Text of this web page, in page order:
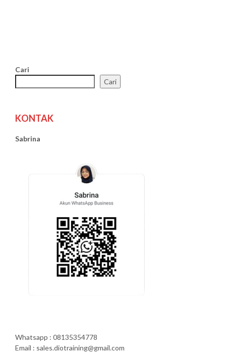
Cari
Cari
KONTAK
Sabrina
Whatsapp : 08135354778
Email : sales.diotraining@gmail.com